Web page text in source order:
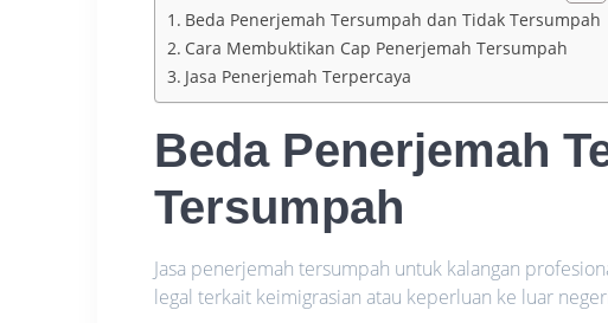
Beda Penerjemah Tersumpah dan Tidak Tersumpah
Cara Membuktikan Cap Penerjemah Tersumpah
Jasa Penerjemah Terpercaya
Beda Penerjemah
Tersumpah
Jasa penerjemah tersumpah untuk kalangan
legal terkait keimigrasian atau keperluan ke luar